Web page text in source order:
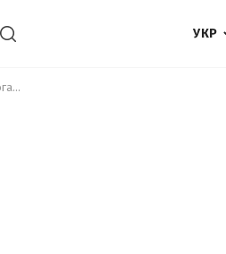
УКР
Мінус 50 росіян, 21 склад і не лише: результати "фаєр-шоу" для ворога за квітень на Харківщині